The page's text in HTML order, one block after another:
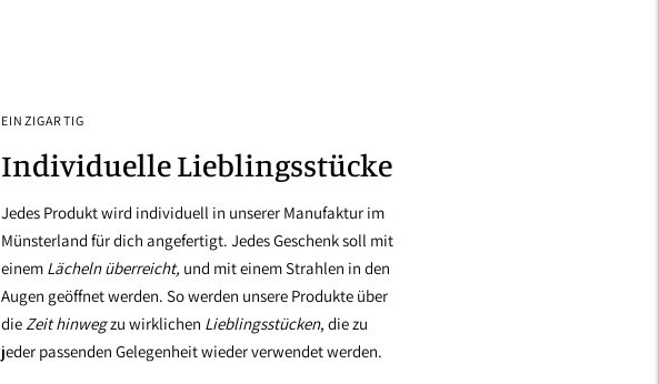
EINZIGARTIG
Individuelle Lieblingsstücke
Jedes Produkt wird individuell in unserer Manufaktur im
Münsterland für dich angefertigt. Jedes Geschenk soll mit
einem Lächeln überreicht, und mit einem Strahlen in den
Augen geöffnet werden. So werden unsere Produkte über
dieZeit hinwegzu wirklichen Lieblingsstücken, die zu
jeder passenden Gelegenheit wieder verwendet werden.